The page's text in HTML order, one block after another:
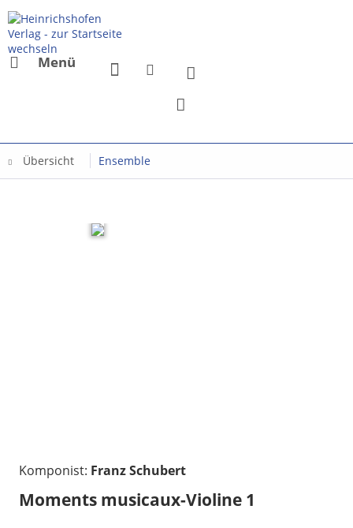
Menü
Übersicht Ensemble
Komponist: Franz Schubert
Moments musicaux-Violine 1